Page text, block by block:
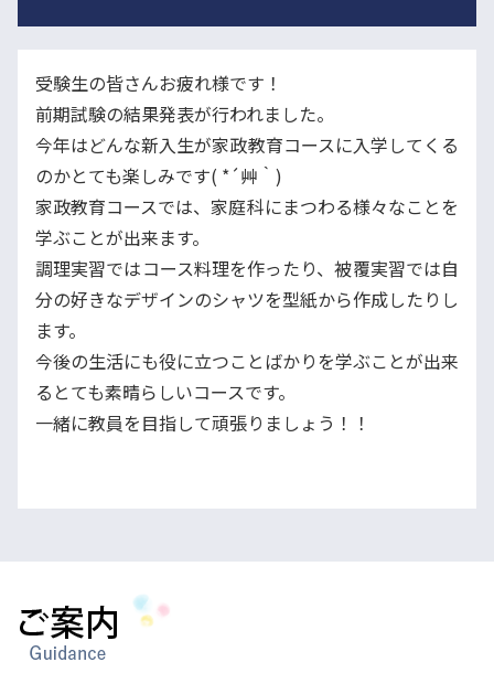
受験生の皆さんお疲れ様です！
前期試験の結果発表が行われました。
今年はどんな新入生が家政教育コースに入学してくる
のかとても楽しみです( *´艸｀)
家政教育コースでは、家庭科にまつわる様々なことを
学ぶことが出来ます。
調理実習ではコース料理を作ったり、被覆実習では自
分の好きなデザインのシャツを型紙から作成したりし
ます。
今後の生活にも役に立つことばかりを学ぶことが出来
るとても素晴らしいコースです。
一緒に教員を目指して頑張りましょう！！
ご案内